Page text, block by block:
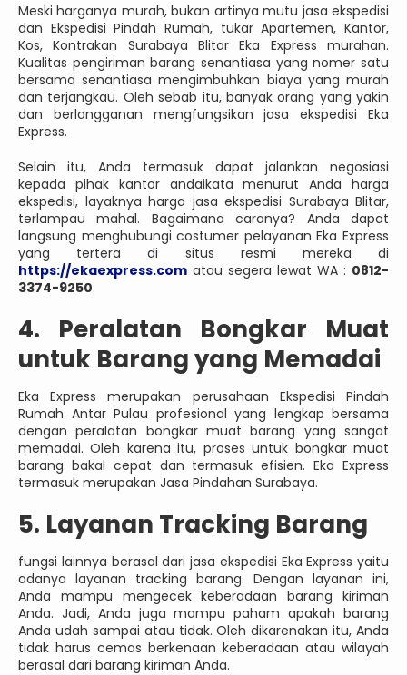
Meski harganya murah, bukan artinya mutu jasa ekspedisi
dan Ekspedisi Pindah Rumah, tukar Apartemen, Kantor,
Kos, Kontrakan Surabaya Blitar Eka Express murahan.
Kualitas pengiriman barang senantiasa yang nomer satu
bersama senantiasa mengimbuhkan biaya yang murah
dan terjangkau. Oleh sebab itu, banyak orang yang yakin
dan berlangganan mengfungsikan jasa ekspedisi Eka
Express.
Selain itu, Anda termasuk dapat jalankan negosiasi
kepada pihak kantor andaikata menurut Anda harga
ekspedisi, layaknya harga jasa ekspedisi Surabaya Blitar,
terlampau mahal. Bagaimana caranya? Anda dapat
langsung menghubungi costumer pelayanan Eka Express
yang tertera di situs resmi mereka di
https://ekaexpress.com atau segera lewat WA : 0812-
3374-9250.
4. Peralatan Bongkar Muat
untuk Barang yang Memadai
Eka Express merupakan perusahaan Ekspedisi Pindah
Rumah Antar Pulau profesional yang lengkap bersama
dengan peralatan bongkar muat barang yang sangat
memadai. Oleh karena itu, proses untuk bongkar muat
barang bakal cepat dan termasuk efisien. Eka Express
termasuk merupakan Jasa Pindahan Surabaya.
5. Layanan Tracking Barang
fungsi lainnya berasal dari jasa ekspedisi Eka Express yaitu
adanya layanan tracking barang. Dengan layanan ini,
Anda mampu mengecek keberadaan barang kiriman
Anda. Jadi, Anda juga mampu paham apakah barang
Anda udah sampai atau tidak. Oleh dikarenakan itu, Anda
tidak harus cemas berkenaan keberadaan atau wilayah
berasal dari barang kiriman Anda.